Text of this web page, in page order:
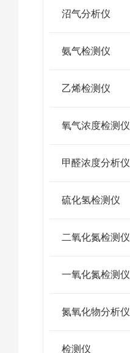
沼气分析仪
氨气检测仪
乙烯检测仪
氧气浓度检测仪
甲醛浓度分析仪
硫化氢检测仪
二氧化氮检测仪
一氧化氮检测仪
氮氧化物分析仪
检测仪